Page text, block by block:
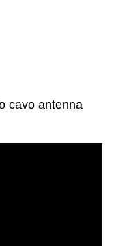
cavo antenna